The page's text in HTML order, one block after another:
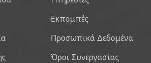
Εκπομπές
Προσωπικά Δεδομένα
Όροι Συνεργασίας